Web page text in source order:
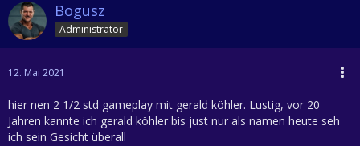
Bogusz
Administrator
12. Mai 2021
hier nen 2 1/2 std gameplay mit gerald köhler. Lustig, vor 20
Jahren kannte ich gerald köhler bis just nur als namen heute seh
ich sein Gesicht überall